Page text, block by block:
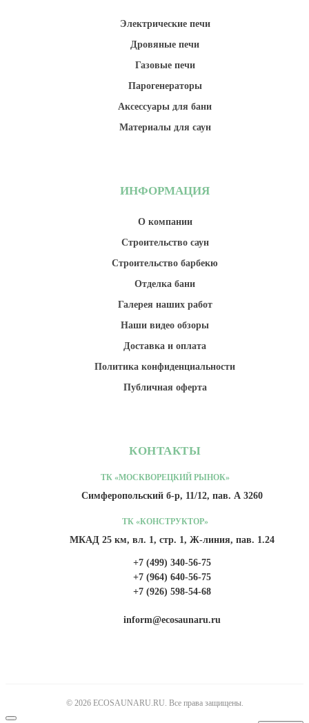
Электрические печи
Дровяные печи
Газовые печи
Парогенераторы
Аксессуары для бани
Материалы для саун
ИНФОРМАЦИЯ
О компании
Строительство саун
Строительство барбекю
Отделка бани
Галерея наших работ
Наши видео обзоры
Доставка и оплата
Политика конфиденциальности
Публичная оферта
КОНТАКТЫ
ТК «МОСКВОРЕЦКИЙ РЫНОК»
Симферопольский б-р, 11/12, пав. А 3260
ТК «КОНСТРУКТОР»
МКАД 25 км, вл. 1, стр. 1, Ж-линия, пав. 1.24
+7 (499) 340-56-75
+7 (964) 640-56-75
+7 (926) 598-54-68
inform@ecosaunaru.ru
© 2026 ECOSAUNARU.RU. Все права защищены.